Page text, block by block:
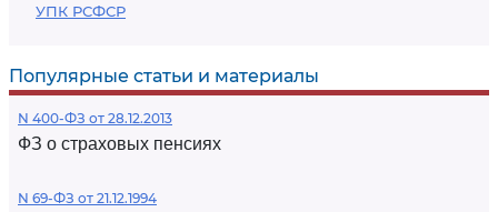
УПК РСФСР
Популярные статьи и материалы
N 400-ФЗ от 28.12.2013
ФЗ о страховых пенсиях
N 69-ФЗ от 21.12.1994